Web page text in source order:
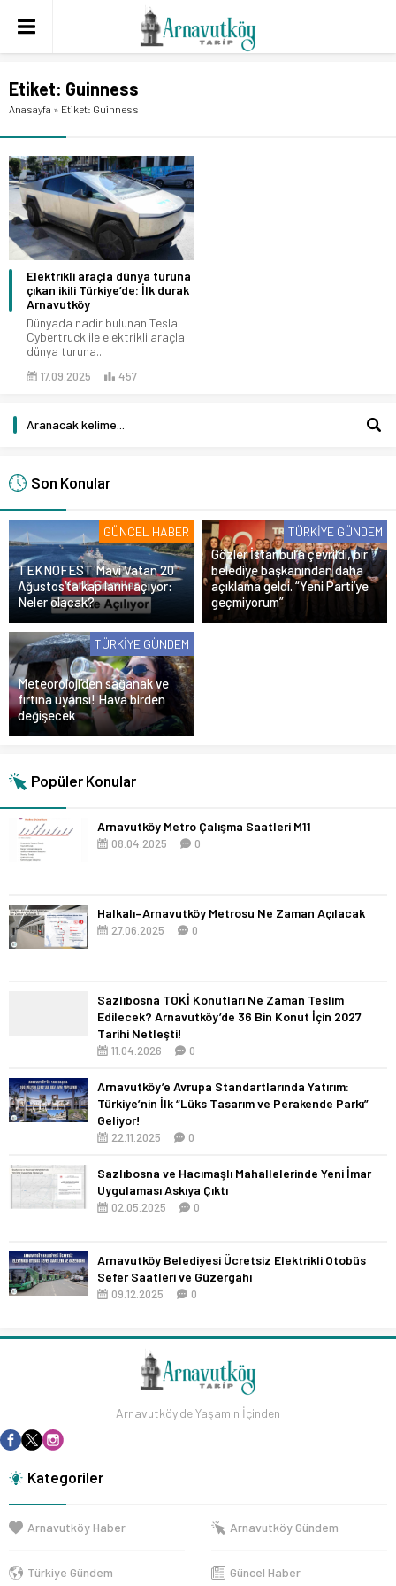
Etiket: Guinness
Anasayfa » Etiket: Guinness
Elektrikli araçla dünya turuna
çıkan ikili Türkiye’de: İlk durak
Arnavutköy
Dünyada nadir bulunan Tesla
Cybertruck ile elektrikli araçla
dünya turuna...
17.09.2025 457
Son Konular
GÜNCEL HABER
TEKNOFEST Mavi Vatan 20
Ağustos’ta kapılarını açıyor:
Neler olacak?
TÜRKIYE GÜNDEM
Gözler İstanbul’a çevrildi, bir
belediye başkanından daha
açıklama geldi. “Yeni Parti’ye
geçmiyorum”
TÜRKIYE GÜNDEM
Meteoroloji’den sağanak ve
fırtına uyarısı! Hava birden
değişecek
Popüler Konular
Arnavutköy Metro Çalışma Saatleri M11
08.04.2025 0
Halkalı–Arnavutköy Metrosu Ne Zaman Açılacak
27.06.2025 0
Sazlıbosna TOKİ Konutları Ne Zaman Teslim
Edilecek? Arnavutköy’de 36 Bin Konut İçin 2027
Tarihi Netleşti!
11.04.2026 0
Arnavutköy’e Avrupa Standartlarında Yatırım:
Türkiye’nin İlk “Lüks Tasarım ve Perakende Parkı”
Geliyor!
22.11.2025 0
Sazlıbosna ve Hacımaşlı Mahallelerinde Yeni İmar
Uygulaması Askıya Çıktı
02.05.2025 0
Arnavutköy Belediyesi Ücretsiz Elektrikli Otobüs
Sefer Saatleri ve Güzergahı
09.12.2025 0
Arnavutköy'de Yaşamın İçinden
Kategoriler
Arnavutköy Haber Arnavutköy Gündem
Türkiye Gündem Güncel Haber